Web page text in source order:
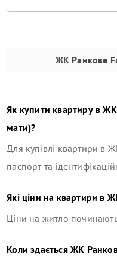
ЖК Ранкове
Як купити квартиру вЖК
мати)?
Для купівлі квартири в
паспорт та
Які ціни на квартири в
Ціни на житло
Коли здаєтьсяЖК